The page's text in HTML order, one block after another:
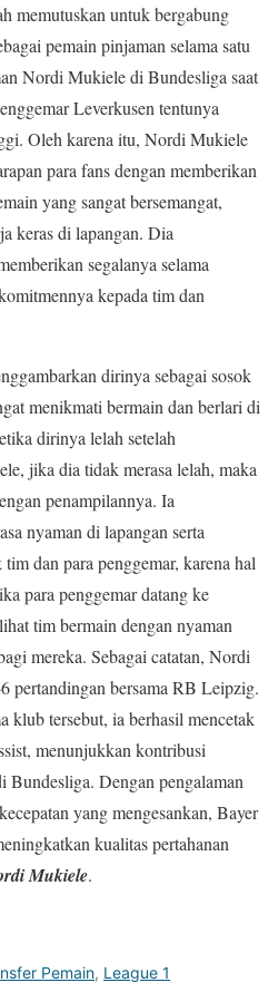
memutuskan untuk bergabung
pemain pinjaman selama satu
Nordi Mukiele di Bundesliga saat
Leverkusen tentunya
Oleh karena itu, Nordi Mukiele
para fans dengan memberikan
yang sangat bersemangat,
keras di lapangan. Dia
segalanya selama
kepada tim dan
dirinya sebagai sosok
menikmati bermain dan berlari di
dirinya lelah setelah
jika dia tidak merasa lelah, maka
penampilannya. Ia
nyaman di lapangan serta
dan para penggemar, karena hal
para penggemar datang ke
tim bermain dengan nyaman
mereka. Sebagai catatan, Nordi
pertandingan bersama RB Leipzig.
klub tersebut, ia berhasil mencetak
menunjukkan kontribusi
Bundesliga. Dengan pengalaman
yang mengesankan, Bayer
kualitas pertahanan
Mukiele.
Pemain, League 1